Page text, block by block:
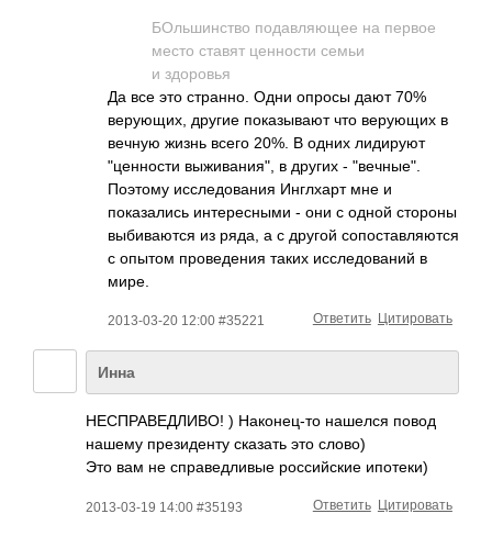
БОльшинство подавляющее на первое
место ставят ценности семьи
и здоровья
Да все это странно. Одни опросы дают 70%
верующих, другие показывают что верующих в
вечную жизнь всего 20%. В одних лидируют
"ценности выживания", в других - "вечные".
Поэтому исследования Инглхарт мне и
показались интересными - они с одной стороны
выбиваются из ряда, а с другой сопоставляются
с опытом проведения таких исследований в
мире.
2013-03-20 12:00 #35221 Цитировать
Ответить
Инна
НЕСПРАВЕДЛИВО! ) Наконец-то нашелся повод
нашему президенту сказать это слово)
Это вам не справедливые российские ипотеки)
2013-03-19 14:00 #35193 Цитировать
Ответить